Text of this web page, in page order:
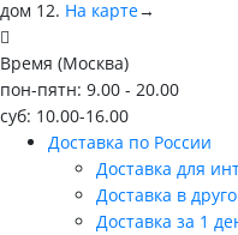
дом 12. На карте→
Время (Москва)
пон-пятн: 9.00 - 20.00
суб: 10.00-16.00
Доставка по России
Доставка для
Доставка в
Доставка за 1